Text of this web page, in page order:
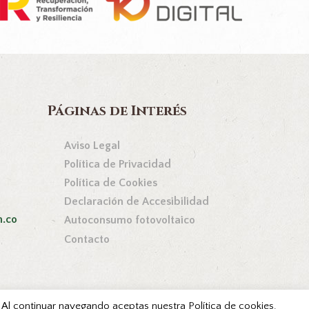
Páginas de Interés
Aviso Legal
Política de Privacidad
Política de Cookies
Declaración de Accesibilidad
Autoconsumo fotovoltaico
Contacto
continuar navegando aceptas nuestra Política de cookies.